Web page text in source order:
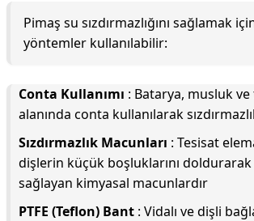
Pimaş su sızdırmazlığını sağlamak
yöntemler kullanılabilir:
Conta Kullanımı : Batarya, musluk
alanında conta kullanılarak
Sızdırmazlık Macunları : Tesisat
dişlerin küçük boşluklarını doldurarak
sağlayan kimyasal macunlardır
PTFE (Teflon) Bant : Vidalı ve dişli